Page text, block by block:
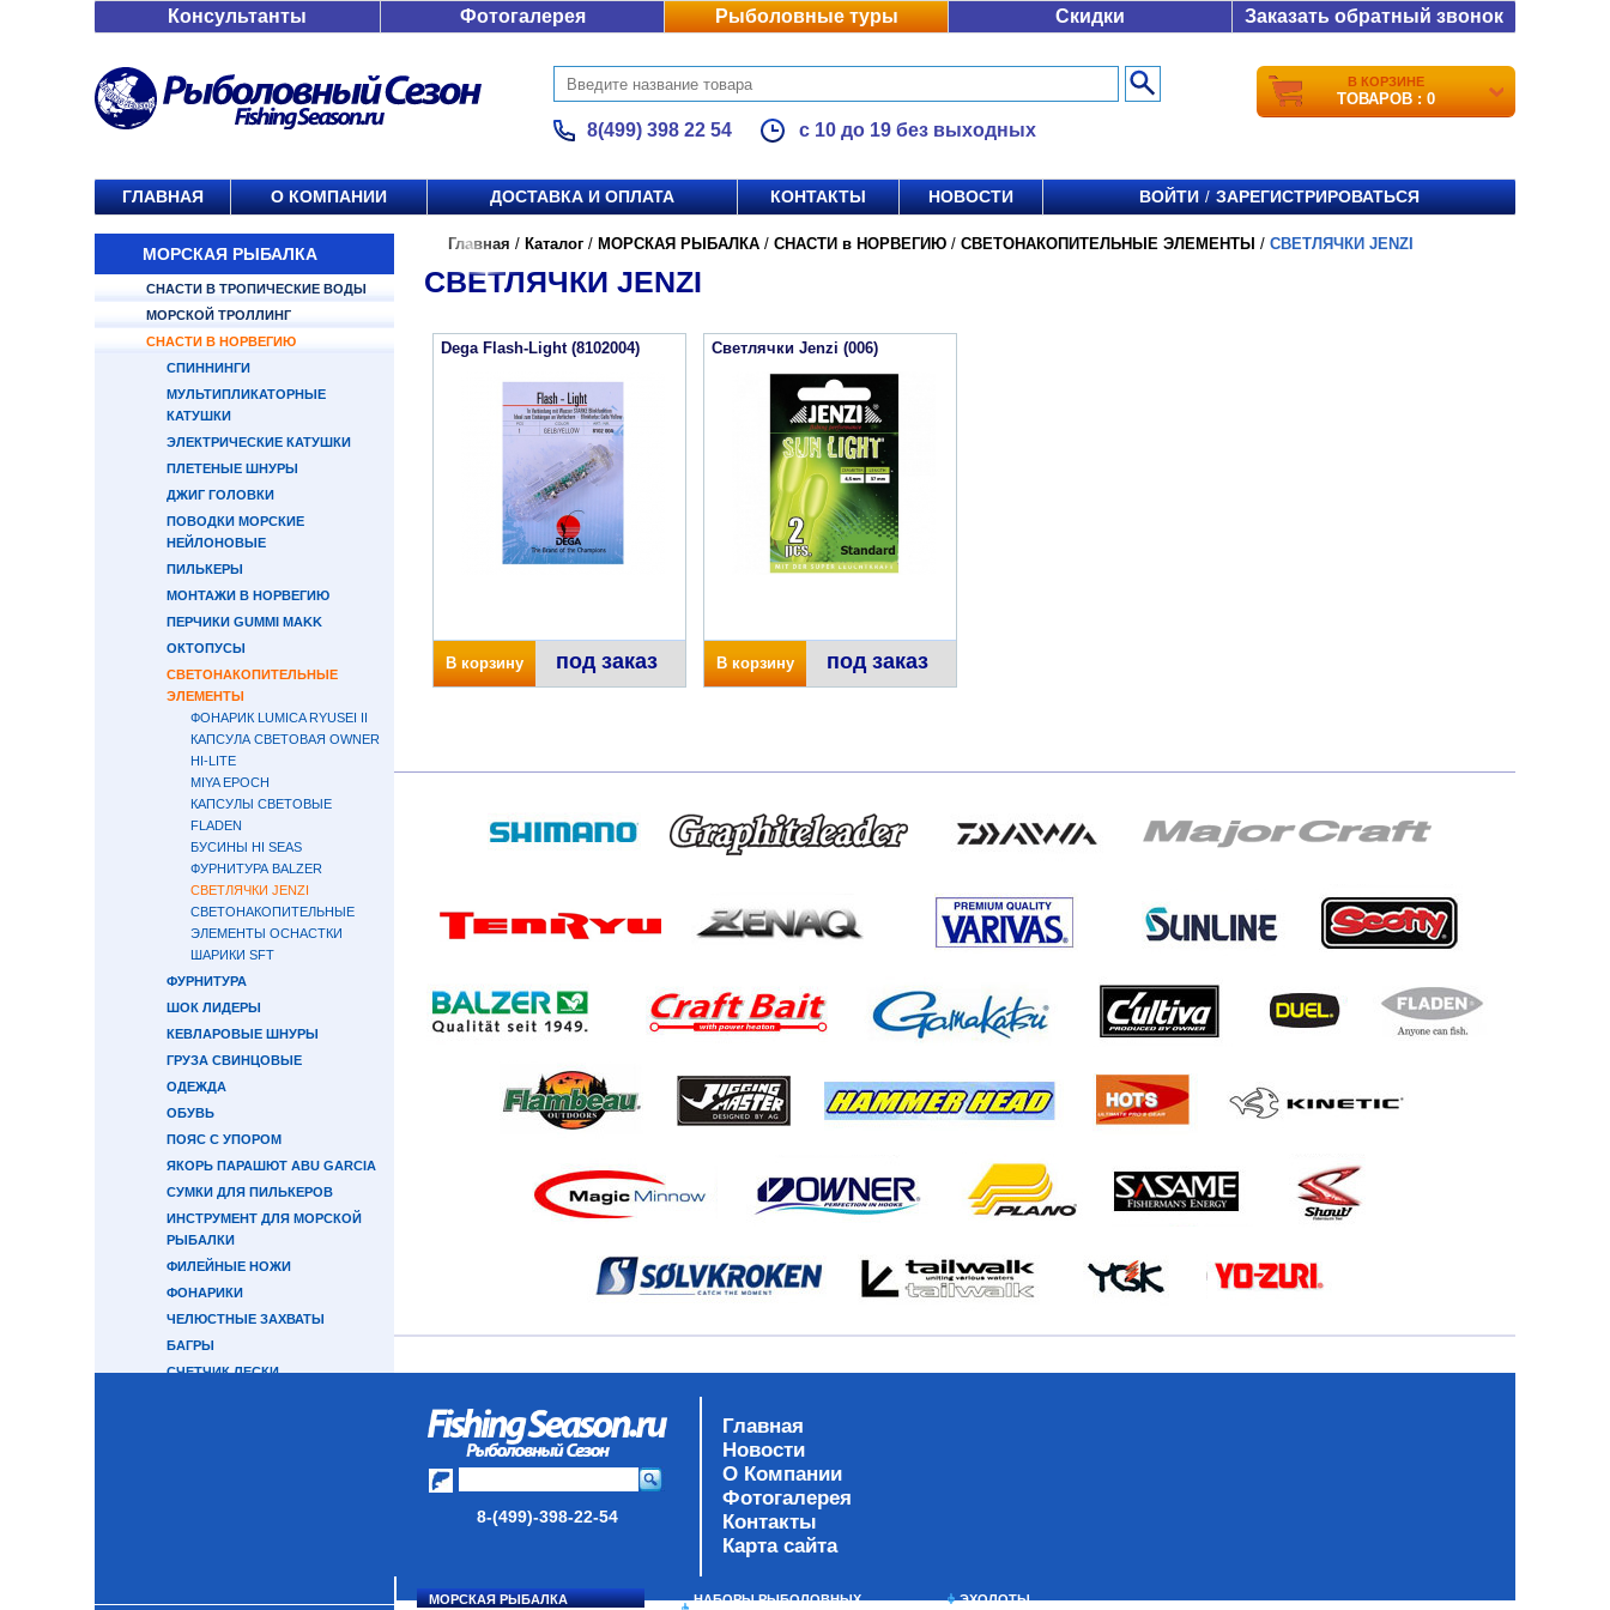
Консультанты Фотогалерея Рыболовные туры Скидки Заказать обратный звонок
8(499) 398 22 54 с 10 до 19 без выходных
В КОРЗИНЕ
ТОВАРОВ : 0
ГЛАВНАЯ О КОМПАНИИ ДОСТАВКА И ОПЛАТА КОНТАКТЫ НОВОСТИ ВОЙТИ / ЗАРЕГИСТРИРОВАТЬСЯ
МОРСКАЯ РЫБАЛКА
СНАСТИ В ТРОПИЧЕСКИЕ ВОДЫ
МОРСКОЙ ТРОЛЛИНГ
СНАСТИ В НОРВЕГИЮ
СПИННИНГИ
МУЛЬТИПЛИКАТОРНЫЕ
КАТУШКИ
ЭЛЕКТРИЧЕСКИЕ КАТУШКИ
ПЛЕТЕНЫЕ ШНУРЫ
ДЖИГ ГОЛОВКИ
ПОВОДКИ МОРСКИЕ
НЕЙЛОНОВЫЕ
ПИЛЬКЕРЫ
МОНТАЖИ В НОРВЕГИЮ
ПЕРЧИКИ GUMMI MAKK
ОКТОПУСЫ
СВЕТОНАКОПИТЕЛЬНЫЕ
ЭЛЕМЕНТЫ
ФОНАРИК LUMICA RYUSEI II
КАПСУЛА СВЕТОВАЯ OWNER
HI-LITE
MIYA EPOCH
КАПСУЛЫ СВЕТОВЫЕ
FLADEN
БУСИНЫ HI SEAS
ФУРНИТУРА BALZER
СВЕТЛЯЧКИ JENZI
СВЕТОНАКОПИТЕЛЬНЫЕ
ЭЛЕМЕНТЫ ОСНАСТКИ
ШАРИКИ SFT
ФУРНИТУРА
ШОК ЛИДЕРЫ
КЕВЛАРОВЫЕ ШНУРЫ
ГРУЗА СВИНЦОВЫЕ
ОДЕЖДА
ОБУВЬ
ПОЯС С УПОРОМ
ЯКОРЬ ПАРАШЮТ ABU GARCIA
СУМКИ ДЛЯ ПИЛЬКЕРОВ
ИНСТРУМЕНТ ДЛЯ МОРСКОЙ
РЫБАЛКИ
ФИЛЕЙНЫЕ НОЖИ
ФОНАРИКИ
ЧЕЛЮСТНЫЕ ЗАХВАТЫ
БАГРЫ
СЧЕТЧИК ЛЕСКИ
Главная / Каталог / МОРСКАЯ РЫБАЛКА / СНАСТИ в НОРВЕГИЮ / СВЕТОНАКОПИТЕЛЬНЫЕ ЭЛЕМЕНТЫ / СВЕТЛЯЧКИ JENZI
СВЕТЛЯЧКИ JENZI
Dega Flash-Light (8102004)
В корзину под заказ
Светлячки Jenzi (006)
В корзину под заказ
8-(499)-398-22-54
Главная
Новости
О Компании
Фотогалерея
Контакты
Карта сайта
МОРСКАЯ РЫБАЛКА
НАБОРЫ РЫБОЛОВНЫХ
ЭХОЛОТЫ